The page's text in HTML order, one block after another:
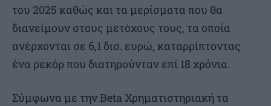
του 2025 καθώς και τα μερίσματα που θα
διανείμουν στους μετόχους τους, τα οποία
ανέρχονται σε 6,1 δισ. ευρώ, καταρρίπτοντας
ένα ρεκόρ που διατηρούνταν επί 18 χρόνια.
Σύμφωνα με την Beta Χρηματιστηριακή τα